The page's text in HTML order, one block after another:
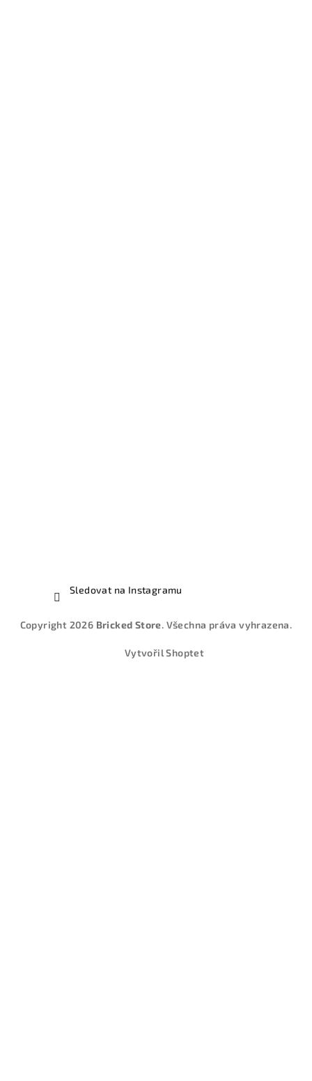
Sledovat na Instagramu
Copyright 2026 Bricked Store. Všechna práva vyhrazena.
Vytvořil Shoptet